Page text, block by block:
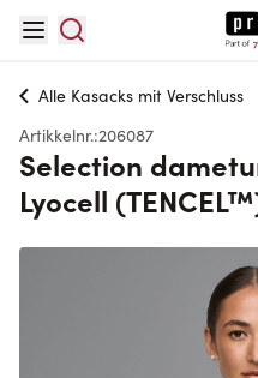
Alle Kasacks mit Verschluss
Artikkelnr.:206087
Selection
Lyocell